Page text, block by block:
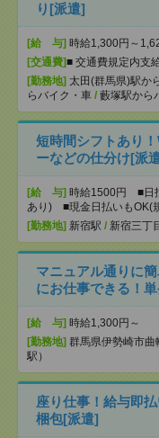
り[派遣]
[給 与] 時給1,300円～
[交通費]■ 交通費規定内支
[勤務地] 太田(群馬県)駅か
らバイク・車 / 藪塚駅から
短時間シフトあり
ーなどの仕分け[派
[給 与] 時給1500円 ■日
あり) ■現金日払いもOK(
[勤務地] 新宿駅 / 新宿三丁
マニュアル通りに
にお仕事できる！
[給 与] 時給1,300円～
[勤務地] 群馬県伊勢崎市
駅）
座り仕事！給与即
梱包[派遣]